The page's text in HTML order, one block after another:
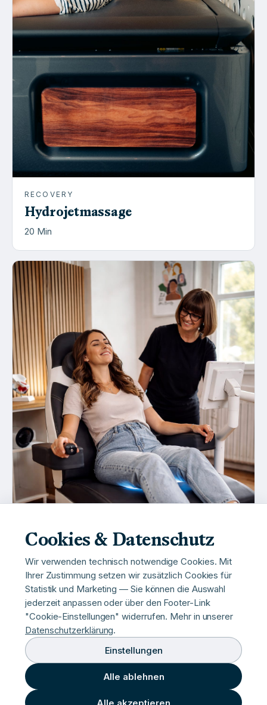
RECOVERY
Hydrojetmassage
20 Min
BODY
MyPelvi Beckenbodentraining
22
Cookies & Datenschutz
Wir verwenden technisch notwendige Cookies. Mit
Ihrer Zustimmung setzen wir zusätzlich Cookies für
Statistik und Marketing — Sie können die Auswahl
jederzeit anpassen oder über den Footer-Link
"Cookie-Einstellungen" widerrufen. Mehr in unserer
Datenschutzerklärung.
Einstellungen
Alle ablehnen
Alle akzeptieren